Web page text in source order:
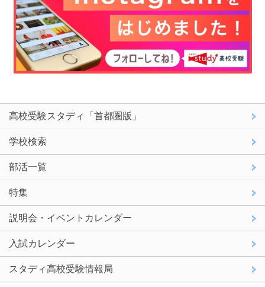
高校受験スタディ「首都圏版」
学校検索
部活一覧
特集
説明会・イベントカレンダー
入試カレンダー
スタディ高校受験情報局